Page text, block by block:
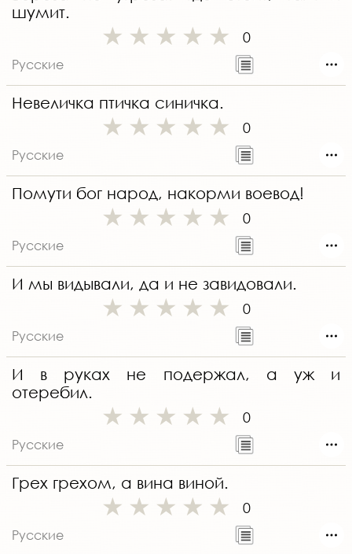
шумит.
0
Русские
Невеличка птичка синичка.
0
Русские
Помути бог народ, накорми воевод!
0
Русские
И мы видывали, да и не завидовали.
0
Русские
И в руках не подержал, а уж и
отеребил.
0
Русские
Грех грехом, а вина виной.
0
Русские